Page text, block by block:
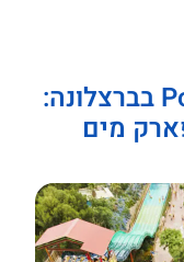
פארק המים PortAventura בברצלונה: